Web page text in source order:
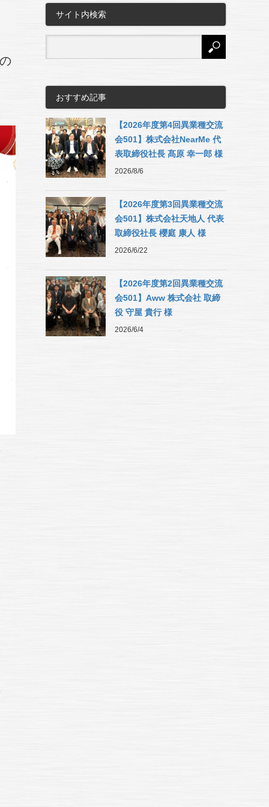
サイト内検索
おすすめ記事
【2026年度第4回異業種交流
会501】株式会社NearMe 代
表取締役社長 髙原 幸一郎 様
2026/8/6
【2026年度第3回異業種交流
会501】株式会社天地人 代表
取締役社長 櫻庭 康人 様
2026/6/22
【2026年度第2回異業種交流
会501】Aww 株式会社 取締
役 守屋 貴行 様
2026/6/4